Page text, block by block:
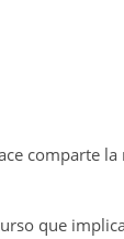
comparte
que